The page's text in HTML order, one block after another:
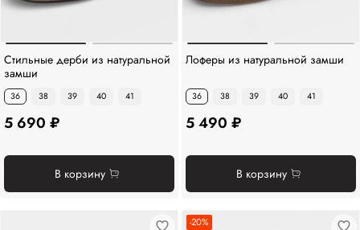
Стильные дерби из натуральной
замши
36 38 39 40 41
5 690 ₽
В корзину
Лоферы из натуральной замши
36 38 39 40 41
5 490 ₽
В корзину
-20%